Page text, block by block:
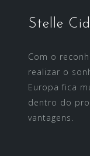
Stelle
Com o
realizar o
Europa fica
dentro do
vantagens.